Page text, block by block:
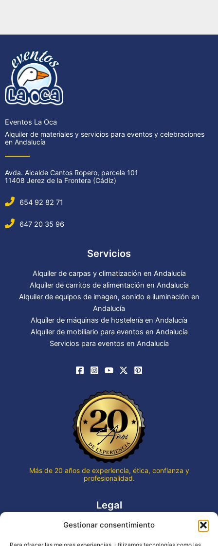
Gestionar consentimiento
Eventos La Oca
Alquiler de materiales y servicios para eventos y celebraciones
en Andalucía
Avda. Alcalde Cantos Ropero, parcela 101
11408 Jerez de la Frontera (Cádiz)
654 92 82 71
647 20 35 96
Servicios
Alquiler de carpas y climatización en Andalucía
Alquiler de carritos de alimentación en Andalucía
Alquiler de equipos de imagen, sonido e iluminación en
Andalucía
Alquiler de máquinas de hostelería en Andalucía
Alquiler de mobiliario para eventos en Andalucía
Servicios para eventos en Andalucía
Más de 20 años de experiencia, ética, confianza y
profesionalidad.
Legal
Aviso legal